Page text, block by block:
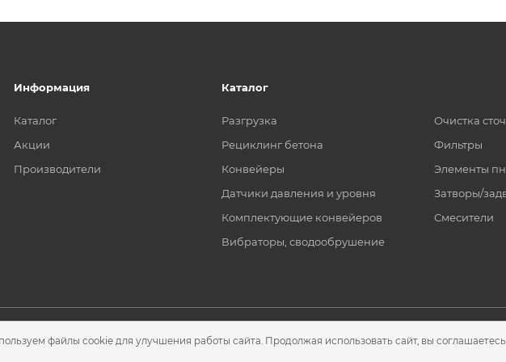
Информация
Каталог
Акции
Производители
Каталог
Разгрузка
Рециклинг бетона
Конвейеры
Датчики давления и уровня
Комплектующие конвейеров
Вибраторы, сводообрушение
Очистка
Фильтры
Элементы
Затворы/
Смесители
файлы cookie для улучшения работы сайта. Продолжая использовать сайт, вы